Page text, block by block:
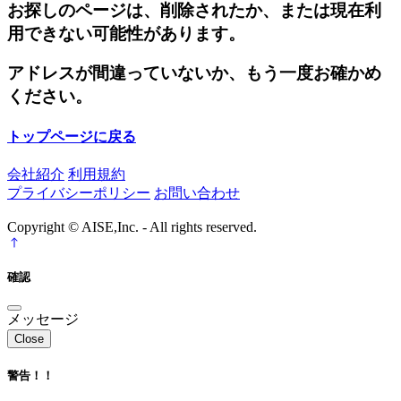
お探しのページは、削除されたか、または現在利
用できない可能性があります。
アドレスが間違っていないか、もう一度お確かめ
ください。
トップページに戻る
会社紹介 利用規約
プライバシーポリシー お問い合わせ
Copyright © AISE,Inc. - All rights reserved.
確認
メッセージ
Close
警告！！